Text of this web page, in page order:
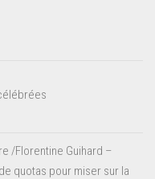
/Florentine Guihard –
quotas pour miser sur la